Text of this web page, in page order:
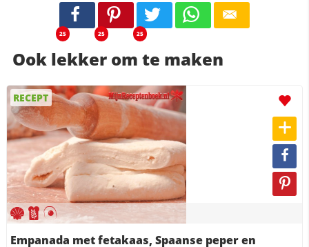
25 25 25
Ook lekker om te maken
RECEPT
Empanada met fetakaas, Spaanse peper en